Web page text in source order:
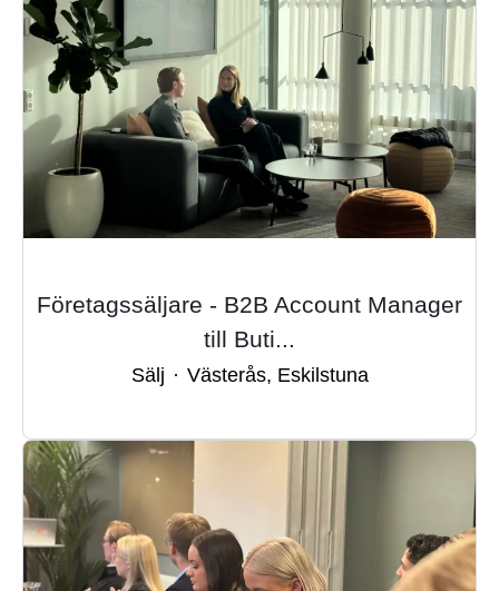
Företagssäljare - B2B Account Manager
till Buti...
Sälj · Västerås, Eskilstuna